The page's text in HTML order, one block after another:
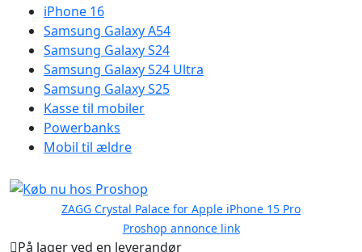
iPhone 16
Samsung Galaxy A54
Samsung Galaxy S24
Samsung Galaxy S24 Ultra
Samsung Galaxy S25
Kasse til mobiler
Powerbanks
Mobil til ældre
ZAGG Crystal Palace for Apple iPhone 15 Pro
Proshop annonce link
På lager ved en leverandør